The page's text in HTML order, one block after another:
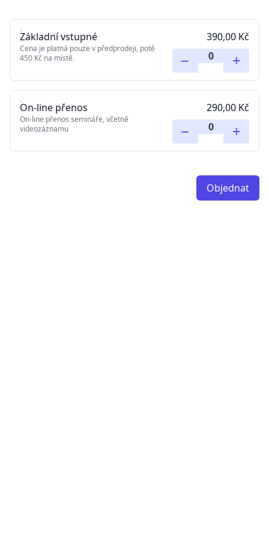
390,00 Kč
− +
Základní vstupné
Cena je platná pouze v předprodeji, poté
450 Kč na místě.
290,00 Kč
− +
On-line přenos
On-line přenos semináře, včetně
videozáznamu
Objednat